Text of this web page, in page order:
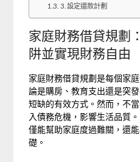
3. 設定還款計劃
家庭財務借貸規劃
阱並實現財務自由
家庭財務借貸規劃是每個家
論是購房、教育支出還是突
短缺的有效方式。然而，不
入債務危機，影響生活品質
僅能幫助家庭度過難關，還
礎。